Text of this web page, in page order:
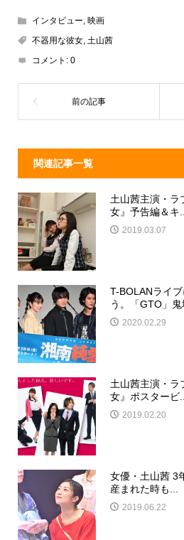
e
a
d
s
e
n
o
インタビュー, 映画
不器用な彼女, 土山茜
コメント: 0
関連記事一覧
土山茜主演・ラ
女』予告編＆キ...
2019.03.07
T-BOLANライ
う。「GTO」鬼
2020.02.29
土山茜主演・ラ
女』ポスタービ...
2019.02.20
女優・土山茜 3
産まれた時も...
2019.06.22